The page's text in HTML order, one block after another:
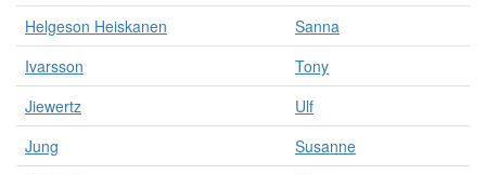
Helgeson Heiskanen
Sanna
Ivarsson
Tony
Jiewertz
Ulf
Jung
Susanne